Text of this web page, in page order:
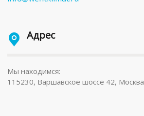
Адрес
Мы находимся:
115230, Варшавское шоссе 42, Москва